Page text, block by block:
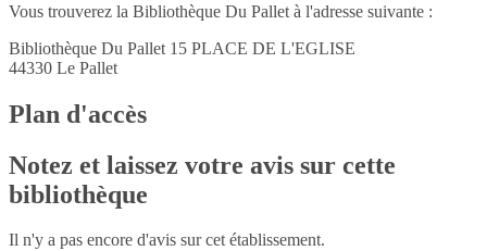
Vous trouverez la Bibliothèque Du Pallet à l'adresse suivante :
Bibliothèque Du Pallet 15 PLACE DE L'EGLISE
44330 Le Pallet
Plan d'accès
Notez et laissez votre avis sur cette
bibliothèque
Il n'y a pas encore d'avis sur cet établissement.